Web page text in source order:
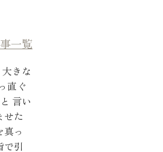
一覧
きな
直ぐ
言い
せた
っ
で引